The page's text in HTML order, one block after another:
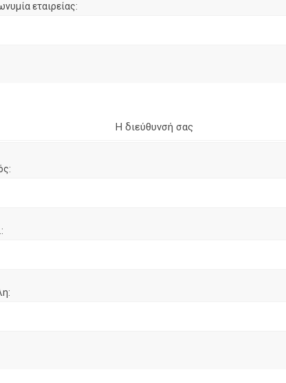
εταιρείας:
Η διεύθυνσή σας